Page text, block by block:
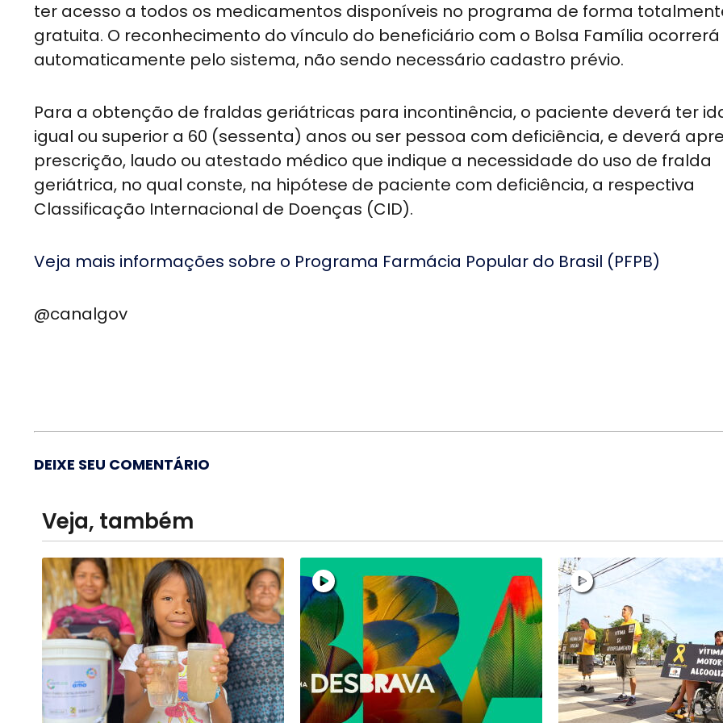
ter acesso a todos os medicamentos disponíveis no programa de forma
gratuita. O reconhecimento do vínculo do beneficiário com o Bolsa Família ocorrerá
automaticamente pelo sistema, não sendo necessário cadastro prévio.
Para a obtenção de fraldas geriátricas para incontinência, o paciente deverá ter
igual ou superior a 60 (sessenta) anos ou ser pessoa com deficiência, e deverá
prescrição, laudo ou atestado médico que indique a necessidade do uso de fralda
geriátrica, no qual conste, na hipótese de paciente com deficiência, a respectiva
Classificação Internacional de Doenças (CID).
Veja mais informações sobre o Programa Farmácia Popular do Brasil (PFPB)
@canalgov
DEIXE SEU COMENTÁRIO
Veja, também